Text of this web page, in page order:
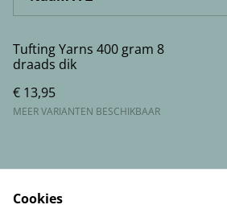
Tufting Yarns 400 gram 8
draads dik
€ 13,95
MEER VARIANTEN BESCHIKBAAR
Cookies